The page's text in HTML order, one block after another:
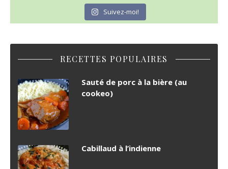
Suivez-moi!
RECETTES POPULAIRES
Sauté de porc à la bière (au
cookeo)
Cabillaud à l’indienne